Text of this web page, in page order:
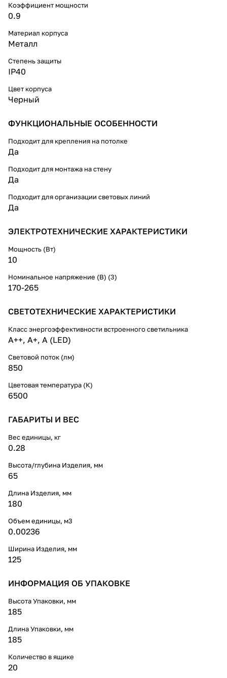
Коэффициент мощности
0.9
Материал корпуса
Металл
Степень защиты
IP40
Цвет корпуса
Черный
ФУНКЦИОНАЛЬНЫЕ ОСОБЕННОСТИ
Подходит для крепления на потолке
Да
Подходит для монтажа на стену
Да
Подходит для организации световых линий
Да
ЭЛЕКТРОТЕХНИЧЕСКИЕ ХАРАКТЕРИСТИКИ
Мощность (Вт)
10
Номинальное напряжение (В) (3)
170-265
СВЕТОТЕХНИЧЕСКИЕ ХАРАКТЕРИСТИКИ
Класс энергоэффективности встроенного светильника
A++, A+, A (LED)
Световой поток (лм)
850
Цветовая температура (К)
6500
ГАБАРИТЫ И ВЕС
Вес единицы, кг
0.28
Высота/глубина Изделия, мм
65
Длина Изделия, мм
180
Объем единицы, м3
0.00236
Ширина Изделия, мм
125
ИНФОРМАЦИЯ ОБ УПАКОВКЕ
Высота Упаковки, мм
185
Длина Упаковки, мм
185
Количество в ящике
20